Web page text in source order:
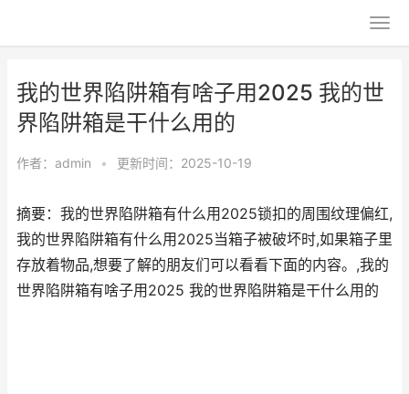
我的世界陷阱箱有啥子用2025 我的世
界陷阱箱是干什么用的
作者： admin • 更新时间：2025-10-19
摘要：我的世界陷阱箱有什么用2025锁扣的周围纹理偏红,
我的世界陷阱箱有什么用2025当箱子被破坏时,如果箱子里
存放着物品,想要了解的朋友们可以看看下面的内容。,我的
世界陷阱箱有啥子用2025 我的世界陷阱箱是干什么用的